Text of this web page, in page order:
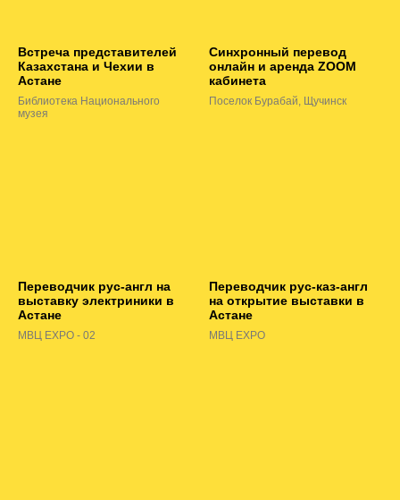
Встреча представителей
Казахстана и Чехии в
Астане
Библиотека Национального
музея
Синхронный перевод
онлайн и аренда ZOOM
кабинета
Поселок Бурабай, Щучинск
Переводчик рус-англ на
выставку электриники в
Астане
МВЦ EXPO - 02
Переводчик рус-каз-англ
на открытие выставки в
Астане
МВЦ EXPO